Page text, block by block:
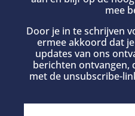
mee
Door je in te schrijven
ermee akkoord dat
updates van ons
berichten ontvangen,
met de unsubscribe-